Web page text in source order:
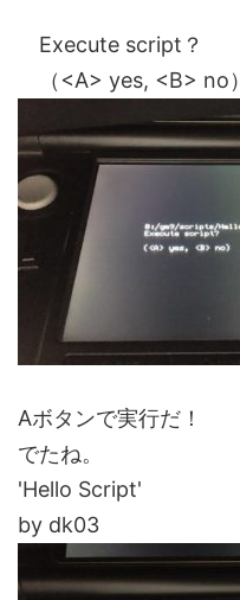
Execute script？
（<A> yes, <B> no）
Aボタンで実行だ！
でたね。
'Hello Script'
by dk03